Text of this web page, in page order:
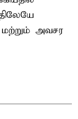
மற்றும் அவசர